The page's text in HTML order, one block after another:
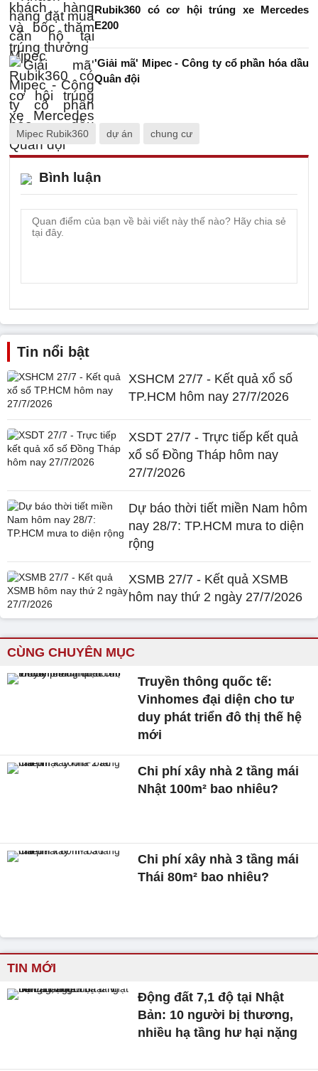
Rubik360 có cơ hội trúng xe Mercedes
E200
'Giải mã' Mipec - Công ty cổ phần hóa dầu
Quân đội
Mipec Rubik360 dự án chung cư
Bình luận
Tin nổi bật
XSHCM 27/7 - Kết quả xổ số
TP.HCM hôm nay 27/7/2026
XSDT 27/7 - Trực tiếp kết quả
xổ số Đồng Tháp hôm nay
27/7/2026
Dự báo thời tiết miền Nam hôm
nay 28/7: TP.HCM mưa to diện
rộng
XSMB 27/7 - Kết quả XSMB
hôm nay thứ 2 ngày 27/7/2026
CÙNG CHUYÊN MỤC
Truyền thông quốc tế:
Vinhomes đại diện cho tư
duy phát triển đô thị thế hệ
mới
Chi phí xây nhà 2 tầng mái
Nhật 100m² bao nhiêu?
Chi phí xây nhà 3 tầng mái
Thái 80m² bao nhiêu?
TIN MỚI
Động đất 7,1 độ tại Nhật
Bản: 10 người bị thương,
nhiều hạ tầng hư hại nặng